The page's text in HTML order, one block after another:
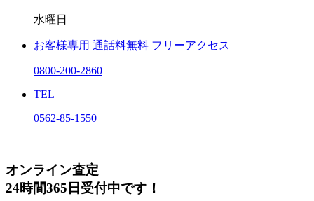
水曜日
お客様専用 通話料無料 フリーアクセス
0800-200-2860
TEL
0562-85-1550
オンライン査定
24時間365日受付中です！